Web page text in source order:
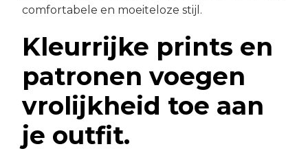
comfortabele en moeiteloze stijl.
Kleurrijke prints en
patronen voegen
vrolijkheid toe aan
je outfit.